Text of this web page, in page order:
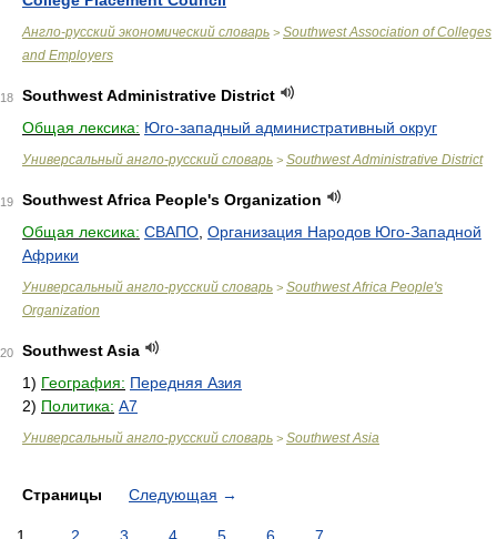
Англо-русский экономический словарь > Southwest Association of Colleges
and Employers
18
Southwest Administrative District
Общая лексика: Юго-западный административный округ
Универсальный англо-русский словарь > Southwest Administrative District
19
Southwest Africa People's Organization
Общая лексика: СВАПО Организация Народов Юго-Западной
Африки
Универсальный англо-русский словарь > Southwest Africa People's
Organization
20
Southwest Asia
1) География: Передняя Азия
2) Политика: A7
Универсальный англо-русский словарь > Southwest Asia
Страницы Следующая →